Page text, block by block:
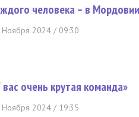
человека – в
Ноября 2024 / 09:30
вас очень крутая команда»
Ноября 2024 / 19:35